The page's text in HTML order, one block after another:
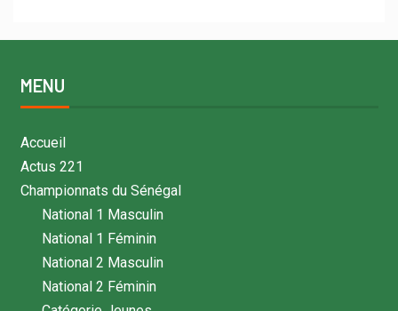
MENU
Accueil
Actus 221
Championnats du Sénégal
National 1 Masculin
National 1 Féminin
National 2 Masculin
National 2 Féminin